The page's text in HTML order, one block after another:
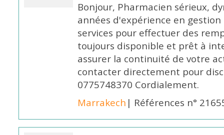
Bonjour, Pharmacien sérieux,
années d'expérience en
services pour effectuer des
toujours disponible et prêt à
assurer la continuité de votre
contacter directement pour
0775748370 Cordialement.
Marrakech | Références n°